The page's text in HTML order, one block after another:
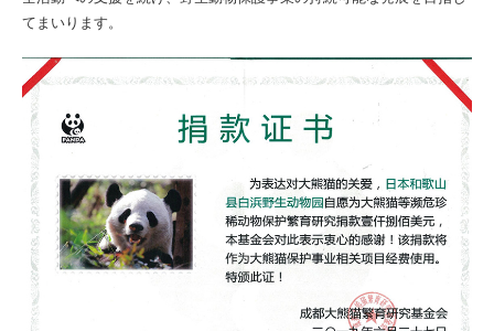
てまいります。